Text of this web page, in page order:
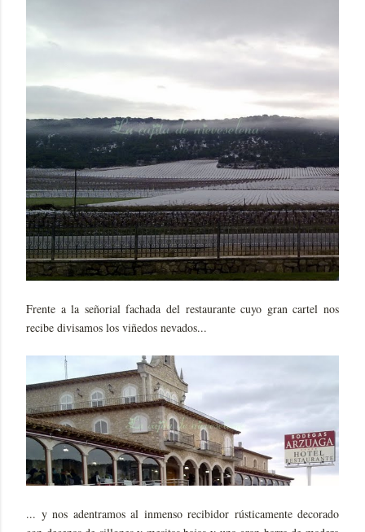
Frente a la señorial fachada del restaurante cuyo gran cartel nos
recibe divisamos los viñedos nevados...
... y nos adentramos al inmenso recibidor rústicamente decorado